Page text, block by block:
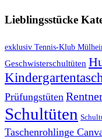
Lieblingsstücke
exklusiv Tennis-Klub
Geschwisterschultüten
Prüfungstüten
Schultüten
Taschenrohlinge